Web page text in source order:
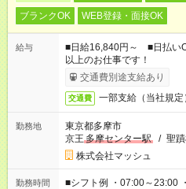
ブランクOK
WEB登録・面接OK
給与
■日給16,840円～ ■日払い
以上のお仕事です！
交通費別途支給あり
交通費 一部支給（当社規定
勤務地
東京都多摩市
京王 多摩センター駅 / 聖
株式会社マッシュ
勤務時間
■シフト例 ・07:00～23:00